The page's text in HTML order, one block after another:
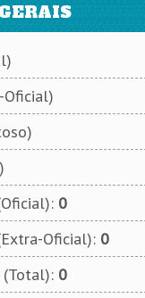
0
Oficial): 0
(Total): 0